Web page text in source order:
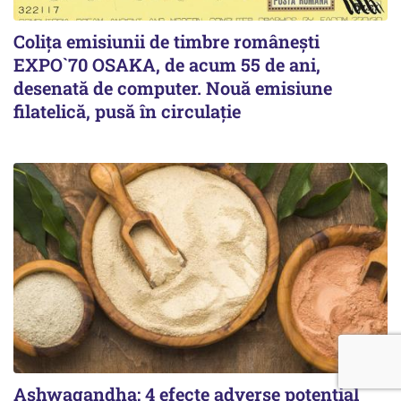
Colița emisiunii de timbre românești
EXPO`70 OSAKA, de acum 55 de ani,
desenată de computer. Nouă emisiune
filatelică, pusă în circulație
Ashwagandha: 4 efecte adverse potențial